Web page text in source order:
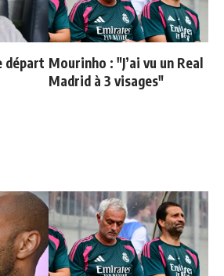
départ Mourinho : "J’ai vu un Real
Madrid à 3 visages"